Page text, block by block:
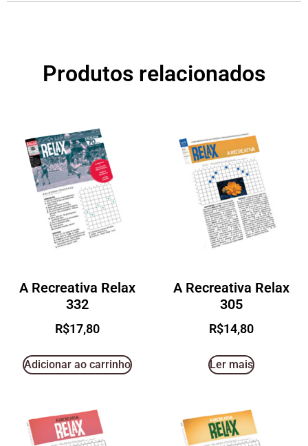
Produtos relacionados
A Recreativa Relax
332
R$17,80
Adicionar ao carrinho
A Recreativa Relax
305
R$14,80
Ler mais